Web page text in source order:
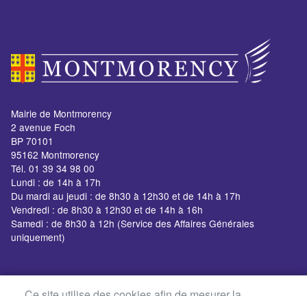
Mairie de Montmorency
2 avenue Foch
BP 70101
95162 Montmorency
Tél. 01 39 34 98 00
Lundi : de 14h à 17h
Du mardi au jeudi : de 8h30 à 12h30 et de 14h à 17h
Vendredi : de 8h30 à 12h30 et de 14h à 16h
Samedi : de 8h30 à 12h (Service des Affaires Générales
uniquement)